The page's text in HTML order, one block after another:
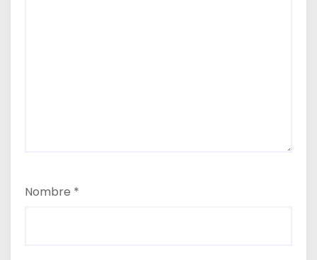
Nombre *